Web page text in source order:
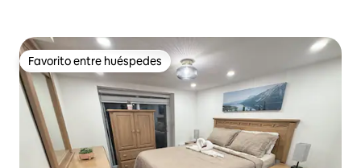
Favorito entre huéspedes
Favorito entre huéspedes